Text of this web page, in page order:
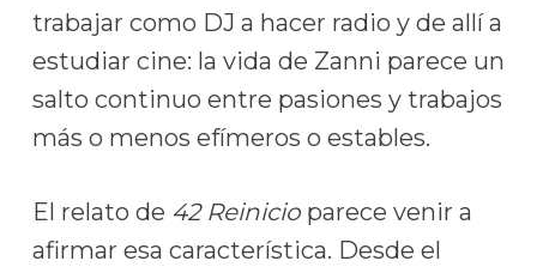
trabajar como DJ a hacer radio y de allí a
estudiar cine: la vida de Zanni parece un
salto continuo entre pasiones y trabajos
más o menos efímeros o estables.
El relato de 42 Reinicioparece venir a
afirmar esa característica. Desde el